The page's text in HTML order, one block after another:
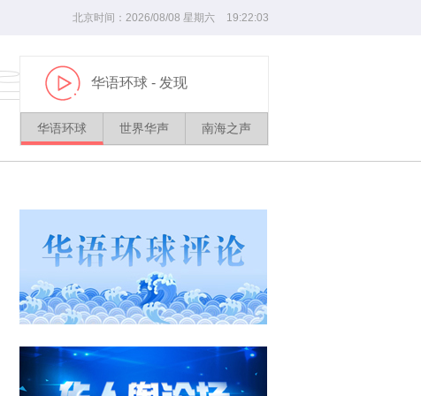
北京时间： 2026/08/08 星期六 19:22:03
播
放
华语环球 - 发现
华语环球 世界华声 南海之声